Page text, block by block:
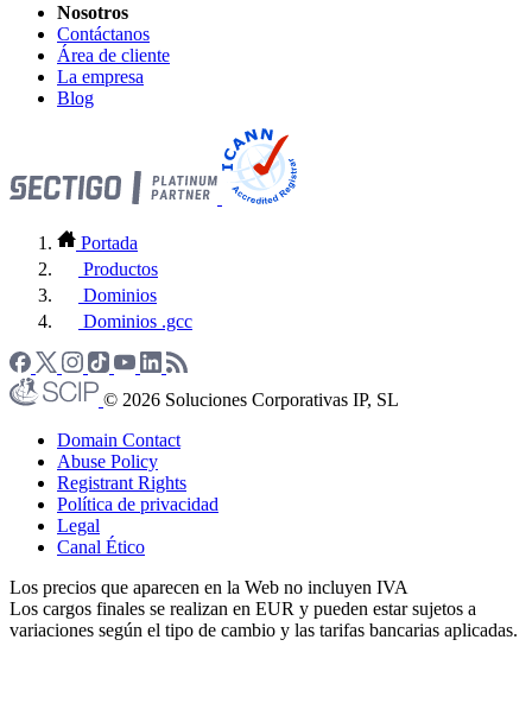
Nosotros
Contáctanos
Área de cliente
La empresa
Blog
Portada
Productos
Dominios
Dominios .gcc
© 2026 Soluciones Corporativas IP, SL
Domain Contact
Abuse Policy
Registrant Rights
Política de privacidad
Legal
Canal Ético
Los precios que aparecen en la Web no incluyen IVA
Los cargos finales se realizan en EUR y pueden estar sujetos a
variaciones según el tipo de cambio y las tarifas bancarias aplicadas.